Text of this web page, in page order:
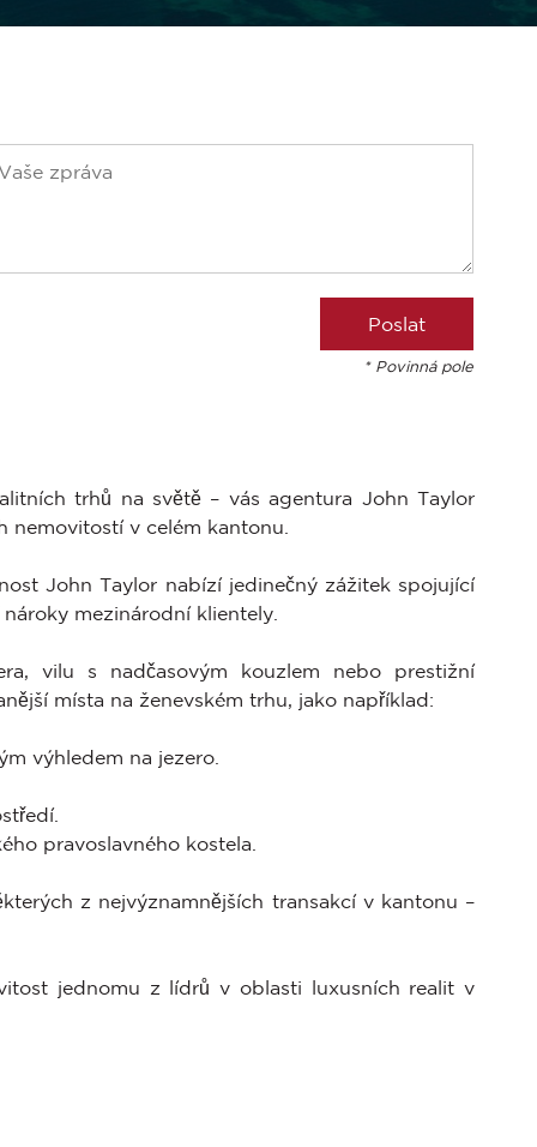
* Povinná pole
trhů na světě – vás agentura John Taylor
nemovitostí v celém kantonu.
John Taylor nabízí jedinečný zážitek spojující
mezinárodní klientely.
vilu s nadčasovým kouzlem nebo prestižní
místa na ženevském trhu, jako například:
výhledem na jezero.
pravoslavného kostela.
z nejvýznamnějších transakcí v kantonu –
jednomu z lídrů v oblasti luxusních realit v